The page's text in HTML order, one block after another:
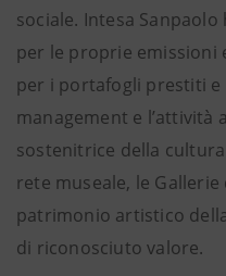
sociale. Intesa
per le proprie emissioni
per i portafogli prestiti e
management e l’attività
sostenitrice della
rete museale, le Gallerie
patrimonio artistico
di riconosciuto valore.